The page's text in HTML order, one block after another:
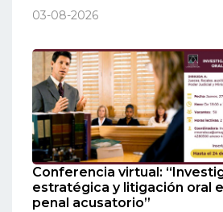
03-08-2026
Conferencia virtual:
estratégica y litigación oral
penal acusatorio”